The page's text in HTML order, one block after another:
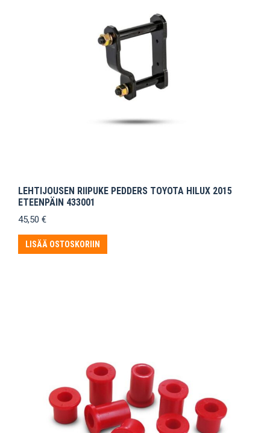
LEHTIJOUSEN RIIPUKE PEDDERS TOYOTA HILUX 2015
ETEENPÄIN 433001
45,50 €
LISÄÄ OSTOSKORIIN